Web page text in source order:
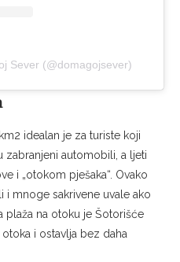
Sever (@domagojsever)
idealan je za turiste koji
zabranjeni automobili, a ljeti
i „otokom pješaka“. Ovako
i mnoge sakrivene uvale ako
plaža na otoku je Šotorišće
i ostavlja bez daha